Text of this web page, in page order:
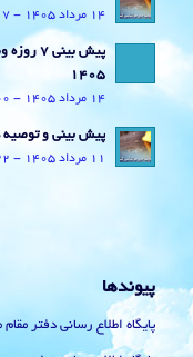
14 مرداد 1405 - 12:17 ب.ظ
1405
14 مرداد 1405 - 10:00 ق.ظ
پیش بینی و توصیه های
11 مرداد 1405 - 12:22 ب.ظ
پیوندها
پایگاه اطلاع رسانی دفتر